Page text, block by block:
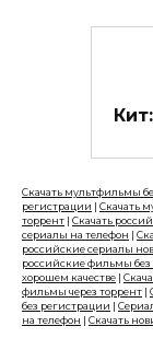
Скачать мультфильмы
регистрации | Скачать
торрент | Скачать
сериалы на телефон |
российские сериалы
российские фильмы без
хорошем качестве |
фильмы через торрент |
без регистрации |
на телефон | Скачать